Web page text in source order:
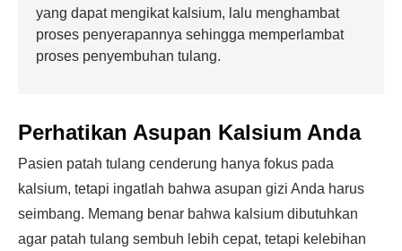
yang dapat mengikat kalsium, lalu menghambat
proses penyerapannya sehingga memperlambat
proses penyembuhan tulang.
Perhatikan Asupan Kalsium Anda
Pasien patah tulang cenderung hanya fokus pada
kalsium, tetapi ingatlah bahwa asupan gizi Anda harus
seimbang. Memang benar bahwa kalsium dibutuhkan
agar patah tulang sembuh lebih cepat, tetapi kelebihan